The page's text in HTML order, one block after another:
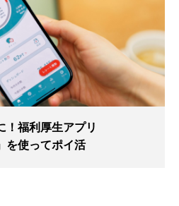
！福利厚生アプリ
を使ってポイ活